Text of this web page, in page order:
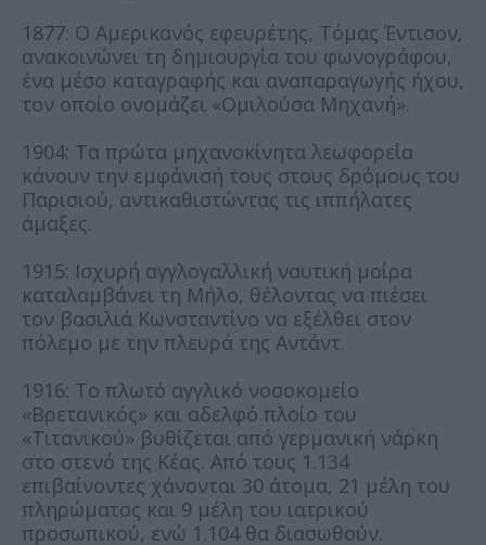
1877: Ο Αμερικανός εφευρέτης, Τόμας Έντισον,
ανακοινώνει τη δημιουργία του φωνογράφου,
ένα μέσο καταγραφής και αναπαραγωγής ήχου,
τον οποίο ονομάζει «Ομιλούσα Μηχανή».
1904: Τα πρώτα μηχανοκίνητα λεωφορεία
κάνουν την εμφάνισή τους στους δρόμους του
Παρισιού, αντικαθιστώντας τις ιππήλατες
άμαξες.
1915: Ισχυρή αγγλογαλλική ναυτική μοίρα
καταλαμβάνει τη Μήλο, θέλοντας να πιέσει
τον βασιλιά Κωνσταντίνο να εξέλθει στον
πόλεμο με την πλευρά της Αντάντ.
1916: Το πλωτό αγγλικό νοσοκομείο
«Βρετανικός» και αδελφό πλοίο του
«Τιτανικού» βυθίζεται από γερμανική νάρκη
στο στενό της Κέας. Από τους 1.134
επιβαίνοντες χάνονται 30 άτομα, 21 μέλη του
πληρώματος και 9 μέλη του ιατρικού
προσωπικού, ενώ 1.104 θα διασωθούν.